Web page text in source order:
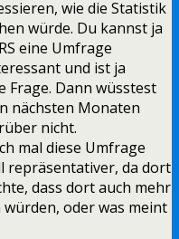
wie die Statistik
würde. Du kannst ja
eine Umfrage
und ist ja
Frage. Dann wüsstest
nächsten Monaten
nicht.
mal diese Umfrage
repräsentativer, da dort
dass dort auch mehr
oder was meint